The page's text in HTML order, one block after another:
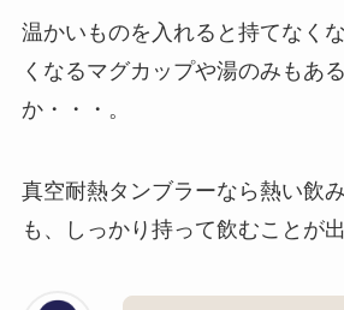
温かいものを入れると持てなく
くなるマグカップや湯のみもあ
か・・・。
真空耐熱タンブラーなら熱い飲
も、しっかり持って飲むことが出